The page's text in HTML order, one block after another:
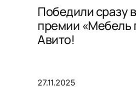
Победили сразу
премии «Мебель
Авито!
27.11.2025